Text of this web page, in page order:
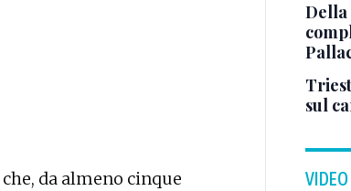
che, da almeno cinque
Della
sul
VIDEO